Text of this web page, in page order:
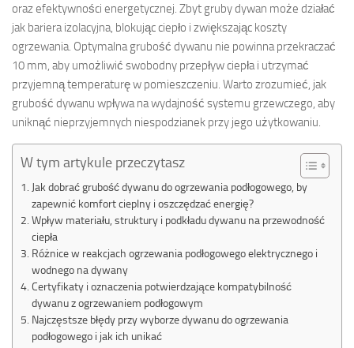
oraz efektywności energetycznej. Zbyt gruby dywan może działać
jak bariera izolacyjna, blokując ciepło i zwiększając koszty
ogrzewania. Optymalna grubość dywanu nie powinna przekraczać
10 mm, aby umożliwić swobodny przepływ ciepła i utrzymać
przyjemną temperaturę w pomieszczeniu. Warto zrozumieć, jak
grubość dywanu wpływa na wydajność systemu grzewczego, aby
uniknąć nieprzyjemnych niespodzianek przy jego użytkowaniu.
W tym artykule przeczytasz
Jak dobrać grubość dywanu do ogrzewania podłogowego, by
zapewnić komfort cieplny i oszczędzać energię?
Wpływ materiału, struktury i podkładu dywanu na przewodność
ciepła
Różnice w reakcjach ogrzewania podłogowego elektrycznego i
wodnego na dywany
Certyfikaty i oznaczenia potwierdzające kompatybilność
dywanu z ogrzewaniem podłogowym
Najczęstsze błędy przy wyborze dywanu do ogrzewania
podłogowego i jak ich unikać